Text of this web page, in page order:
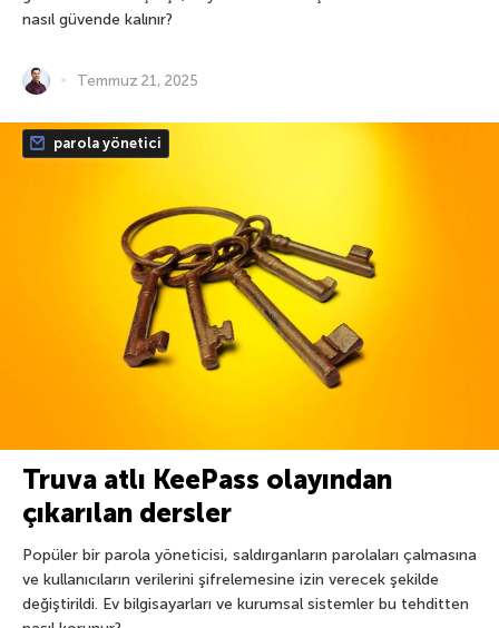
nasıl güvende kalınır?
Temmuz 21, 2025
parola yönetici
Truva atlı KeePass olayından
çıkarılan dersler
Popüler bir parola yöneticisi, saldırganların parolaları çalmasına
ve kullanıcıların verilerini şifrelemesine izin verecek şekilde
değiştirildi. Ev bilgisayarları ve kurumsal sistemler bu tehditten